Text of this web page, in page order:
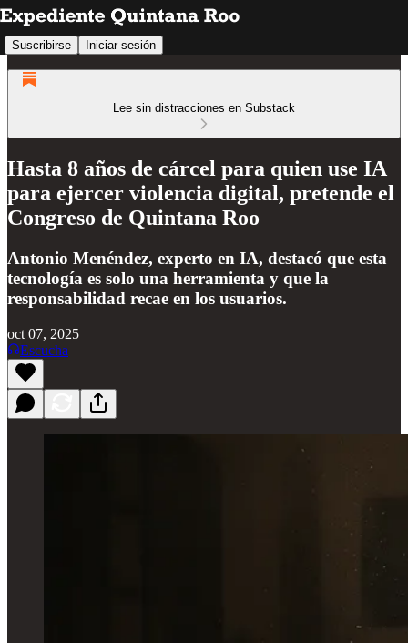
Suscribirse Iniciar sesión
Lee sin distracciones en Substack
Hasta 8 años de cárcel para quien use IA
para ejercer violencia digital, pretende el
Congreso de Quintana Roo
Antonio Menéndez, experto en IA, destacó que esta
tecnología es solo una herramienta y que la
responsabilidad recae en los usuarios.
oct 07, 2025
Escucha